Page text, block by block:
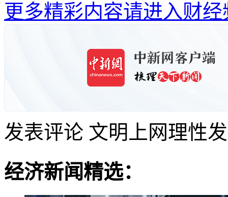
更多精彩内容请进入财经
发表评论 文明上网理性
经济新闻精选：